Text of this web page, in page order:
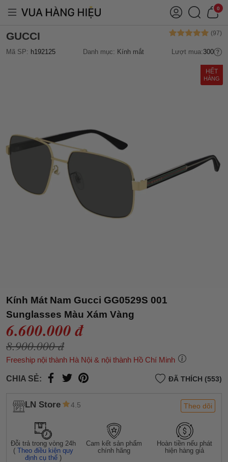
0
GUCCI
Mã SP: h192125 Danh mục: Kính mắt Lượt mua:300
HẾT
HÀNG
Kính Mát Nam Gucci GG0529S 001
Sunglasses Màu Xám Vàng
6.600.000 đ
8.900.000 đ
Freeship nội thành Hà Nội & nội thành Hồ Chí Minh
CHIA SẺ: ĐÃ THÍCH (553)
LN Store 4.5 Theo dõi
Đỗi trả trong vòng 24h
(Theo điều kiện quy
định cụ thể )
Cam kết sản phẩm
chính hãng
Hoàn tiền nếu phát
hiện hàng giả